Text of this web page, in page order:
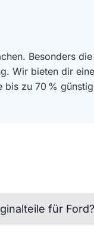
Besonders
Wir bieten dir
zu 70 %
für Ford?